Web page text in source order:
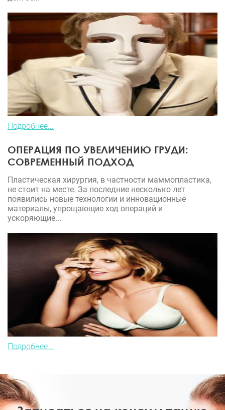
Подробнее...
ОПЕРАЦИЯ ПО УВЕЛИЧЕНИЮ ГРУДИ:
СОВРЕМЕННЫЙ ПОДХОД
Пластическая хирургия, в частности маммопластика,
не стоит на месте. За последние несколько лет
появились новые технологии и инновационные
материалы, упрощающие ход операций и
ускоряющие...
Подробнее...